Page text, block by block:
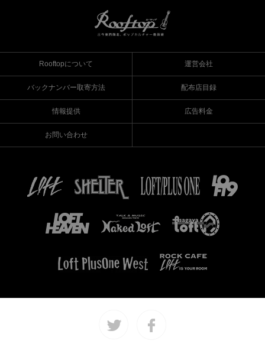
Rooftopについて 運営会社
バックナンバー取寄方法 配布店目録
情報提供 広告料金
お問い合わせ